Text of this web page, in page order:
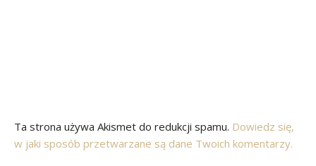
Ta strona używa Akismet do redukcji spamu. Dowiedz się,
w jaki sposób przetwarzane są dane Twoich komentarzy.